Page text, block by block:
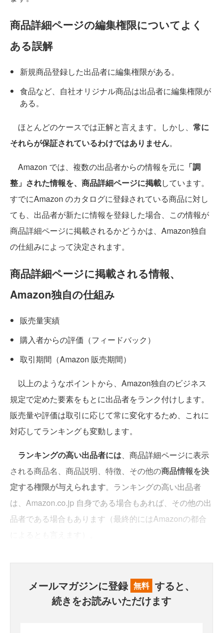
商品詳細ページの編集権限についてよく
ある誤解
新規商品登録した出品者に編集権限がある。
食品など、自社オリジナル商品は出品者に編集権限が
ある。
ほとんどのケースでは正解と言えます。しかし、 常に
それらが保証されているわけではありません。
Amazon では、複数の出品者からの情報を元に 「調
整」された情報を、商品詳細ページに掲載しています。
すでにAmazon のカタログに登録されている商品に対し
ても、出品者が新たに情報を登録した場合、この情報が
商品詳細ページに掲載されるかどうかは、Amazon独自
の仕組みによって決定されます。
商品詳細ページに掲載される情報、
Amazon独自の仕組み
販売量実績
購入者からの評価（フィードバック）
取引期間（Amazon 販売期間）
以上のようなポイントから、Amazon独自のビジネス
規定で定めた要素をもとに出品者をランク付けします。
販売量や評価は取引に応じて常に変化するため、これに
対応してランキングも変動します。
ランキングの高い出品者には、商品詳細ページに表示
される商品名、商品説明、特徴、その他の商品情報を決
定する権限が与えられます。ランキングの高い出品者
は、Amazon.co.jp 自身である場合もあれば、その他の出
品者である場合もあります（最終的にはAmazonの都合
メールマガジンに登録 無料 すると、
続きをお読みいただけます